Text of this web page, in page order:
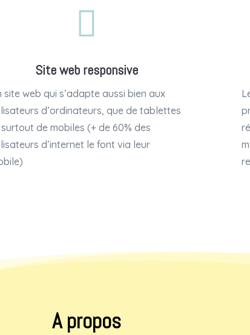

Site web responsive
site web qui s’adapte aussi bien aux
d’ordinateurs, que de tablettes
de mobiles (+ de 60% des
d’internet le font via leur
A propos